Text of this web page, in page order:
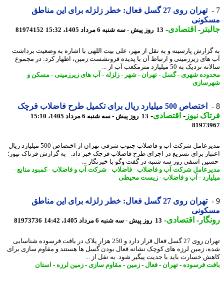
تهران روی 27 گسل فعال: خطر زلزله برای این مناطق
-اقتصادی-13 روز پیش - سه شنبه 6 مرداد 1405، 15:32 81974152
پارسینه و به نقل از مهر، علی بیت اللهی با اشاره به وضعیت برداشت
زیرزمینی و ارتباط آن با پدیده فرونشست زمین، اظهار کرد: در مجموع
به 50 میلیارد مترمکعب آب از ...
شهری- گسل-تهران- شهر -زلزله - آب های زیرزمینی-مسکن و
اختصاص 500 میلیارد ریال برای تکمیل طرح فاضلاب قرچک
نیوز-اقتصادی-13 روز پیش - سه شنبه 6 مرداد 1405، 15:10
مدیرعامل شرکت آب و فاضلاب جنوب شرقی تهران از اختصاص 500 میلیارد ریال
برای تسریع در اجرای طرح فاضلاب قرچک خبر داد. - به گزارش فرتاک نیوز؛
آسفی روز سه شنبه در گفت وگو با خبرنگار ...
شرکت آب و فاضلاب-فاضلاب-شرکت آب و فاضلاب-کمبود منابع-
-آب و فاضلاب-زیست محیطی
تهران روی 27 گسل فعال: خطر زلزله برای این مناطق
-اقتصادی-13 روز پیش - سه شنبه 6 مرداد 1405، 14:42 81973736
تهران روی 27 گسل فعال قرار دارد و 250 هزار پلاک در بافت فرسوده شناسایی
زمین لرزه های کوچک نشانه فعال بودن گسل ها هستند و مقاوم سازی برای
خسارت باید با جدیت پیگیر شود. به نقل از ...
فرسوده-تهران- فعال-زمین -مقاوم سازی- زمین لرزه - استان